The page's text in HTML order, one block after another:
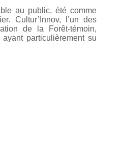
au public, été comme
Cultur’Innov, l’un des
de la Forêt-témoin,
particulièrement su